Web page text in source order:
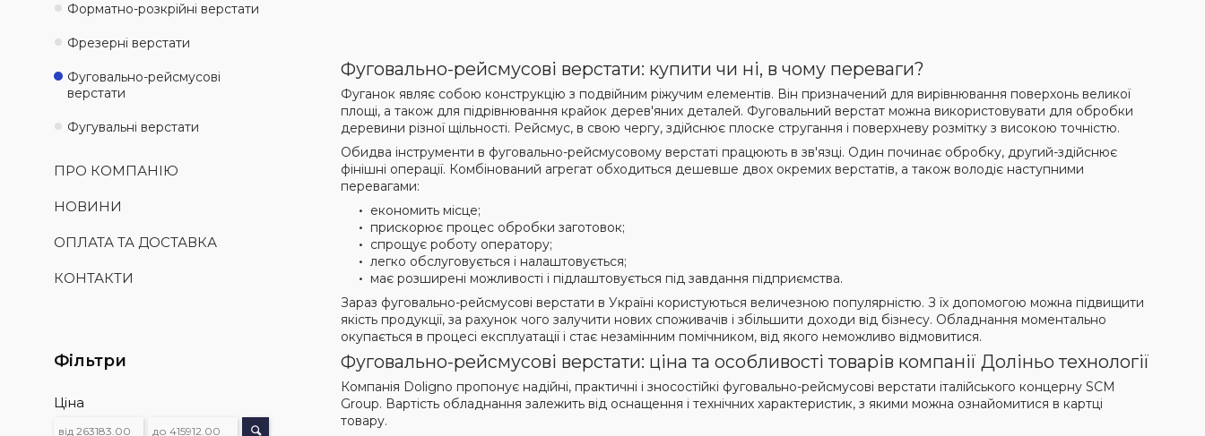
Фуговально-рейсмусові верстати: купити чи ні, в чому переваги?
Фуганок являє собою конструкцію з подвійним ріжучим елементів. Він призначений для вирівнювання поверхонь великої
площі, а також для підрівнювання крайок дерев'яних деталей. Фуговальний верстат можна використовувати для обробки
деревини різної щільності. Рейсмус, в свою чергу, здійснює плоске стругання і поверхневу розмітку з високою точністю.
Обидва інструменти в фуговально-рейсмусовому верстаті працюють в зв'язці. Один починає обробку, другий-здійснює
фінішні операції. Комбінований агрегат обходиться дешевше двох окремих верстатів, а також володіє наступними
перевагами:
економить місце;
прискорює процес обробки заготовок;
спрощує роботу оператору;
легко обслуговується і налаштовується;
має розширені можливості і підлаштовується під завдання підприємства.
Зараз фуговально-рейсмусові верстати в Україні користуються величезною популярністю. З їх допомогою можна підвищити
якість продукції, за рахунок чого залучити нових споживачів і збільшити доходи від бізнесу. Обладнання моментально
окупається в процесі експлуатації і стає незамінним помічником, від якого неможливо відмовитися.
Фуговально-рейсмусові верстати: ціна та особливості товарів компанії Доліньо технології
Компанія Doligno пропонує надійні, практичні і зносостійкі фуговально-рейсмусові верстати італійського концерну SCM
Group. Вартість обладнання залежить від оснащення і технічних характеристик, з якими можна ознайомитися в картці
товару.
Форматно-розкрійні верстати
Фрезерні верстати
Фуговально-рейсмусові
верстати
Фугувальні верстати
ПРО КОМПАНІЮ
НОВИНИ
ОПЛАТА ТА ДОСТАВКА
КОНТАКТИ
Фільтри
Ціна